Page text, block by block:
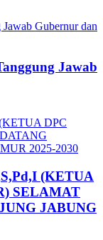
Jawab
(KETUA
SELAMAT
JABUNG